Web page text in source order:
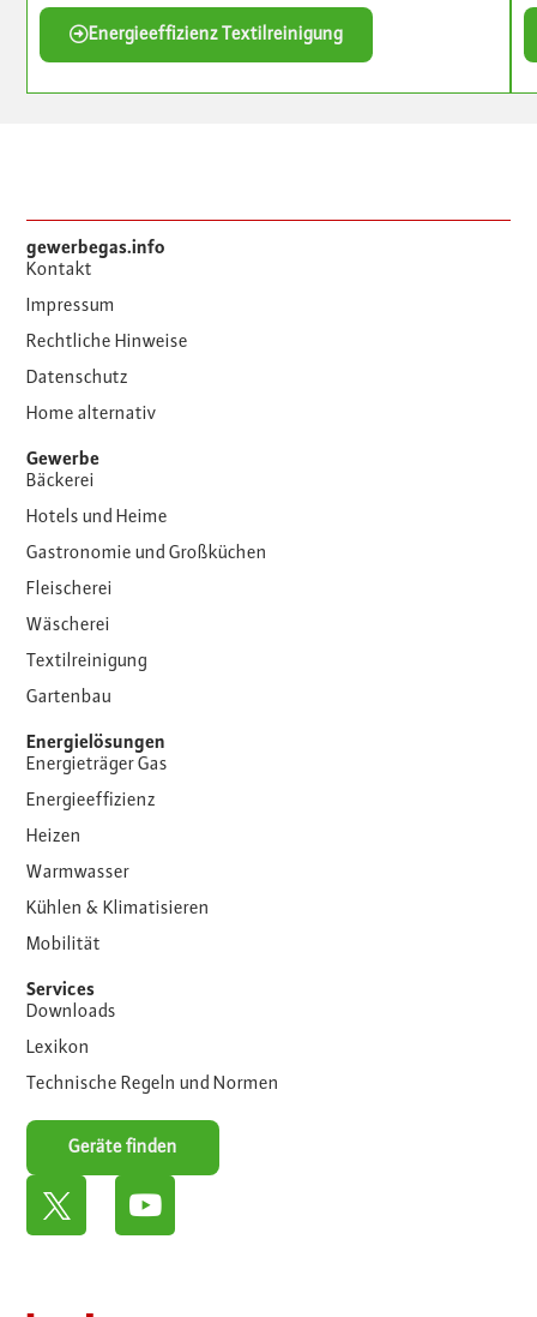
Energieeffizienz Textilreinigung
gewerbegas.info
Kontakt
Impressum
Rechtliche Hinweise
Datenschutz
Home alternativ
Gewerbe
Bäckerei
Hotels und Heime
Gastronomie und Großküchen
Fleischerei
Wäscherei
Textilreinigung
Gartenbau
Energielösungen
Energieträger Gas
Energieeffizienz
Heizen
Warmwasser
Kühlen & Klimatisieren
Mobilität
Services
Downloads
Lexikon
Technische Regeln und Normen
Geräte finden